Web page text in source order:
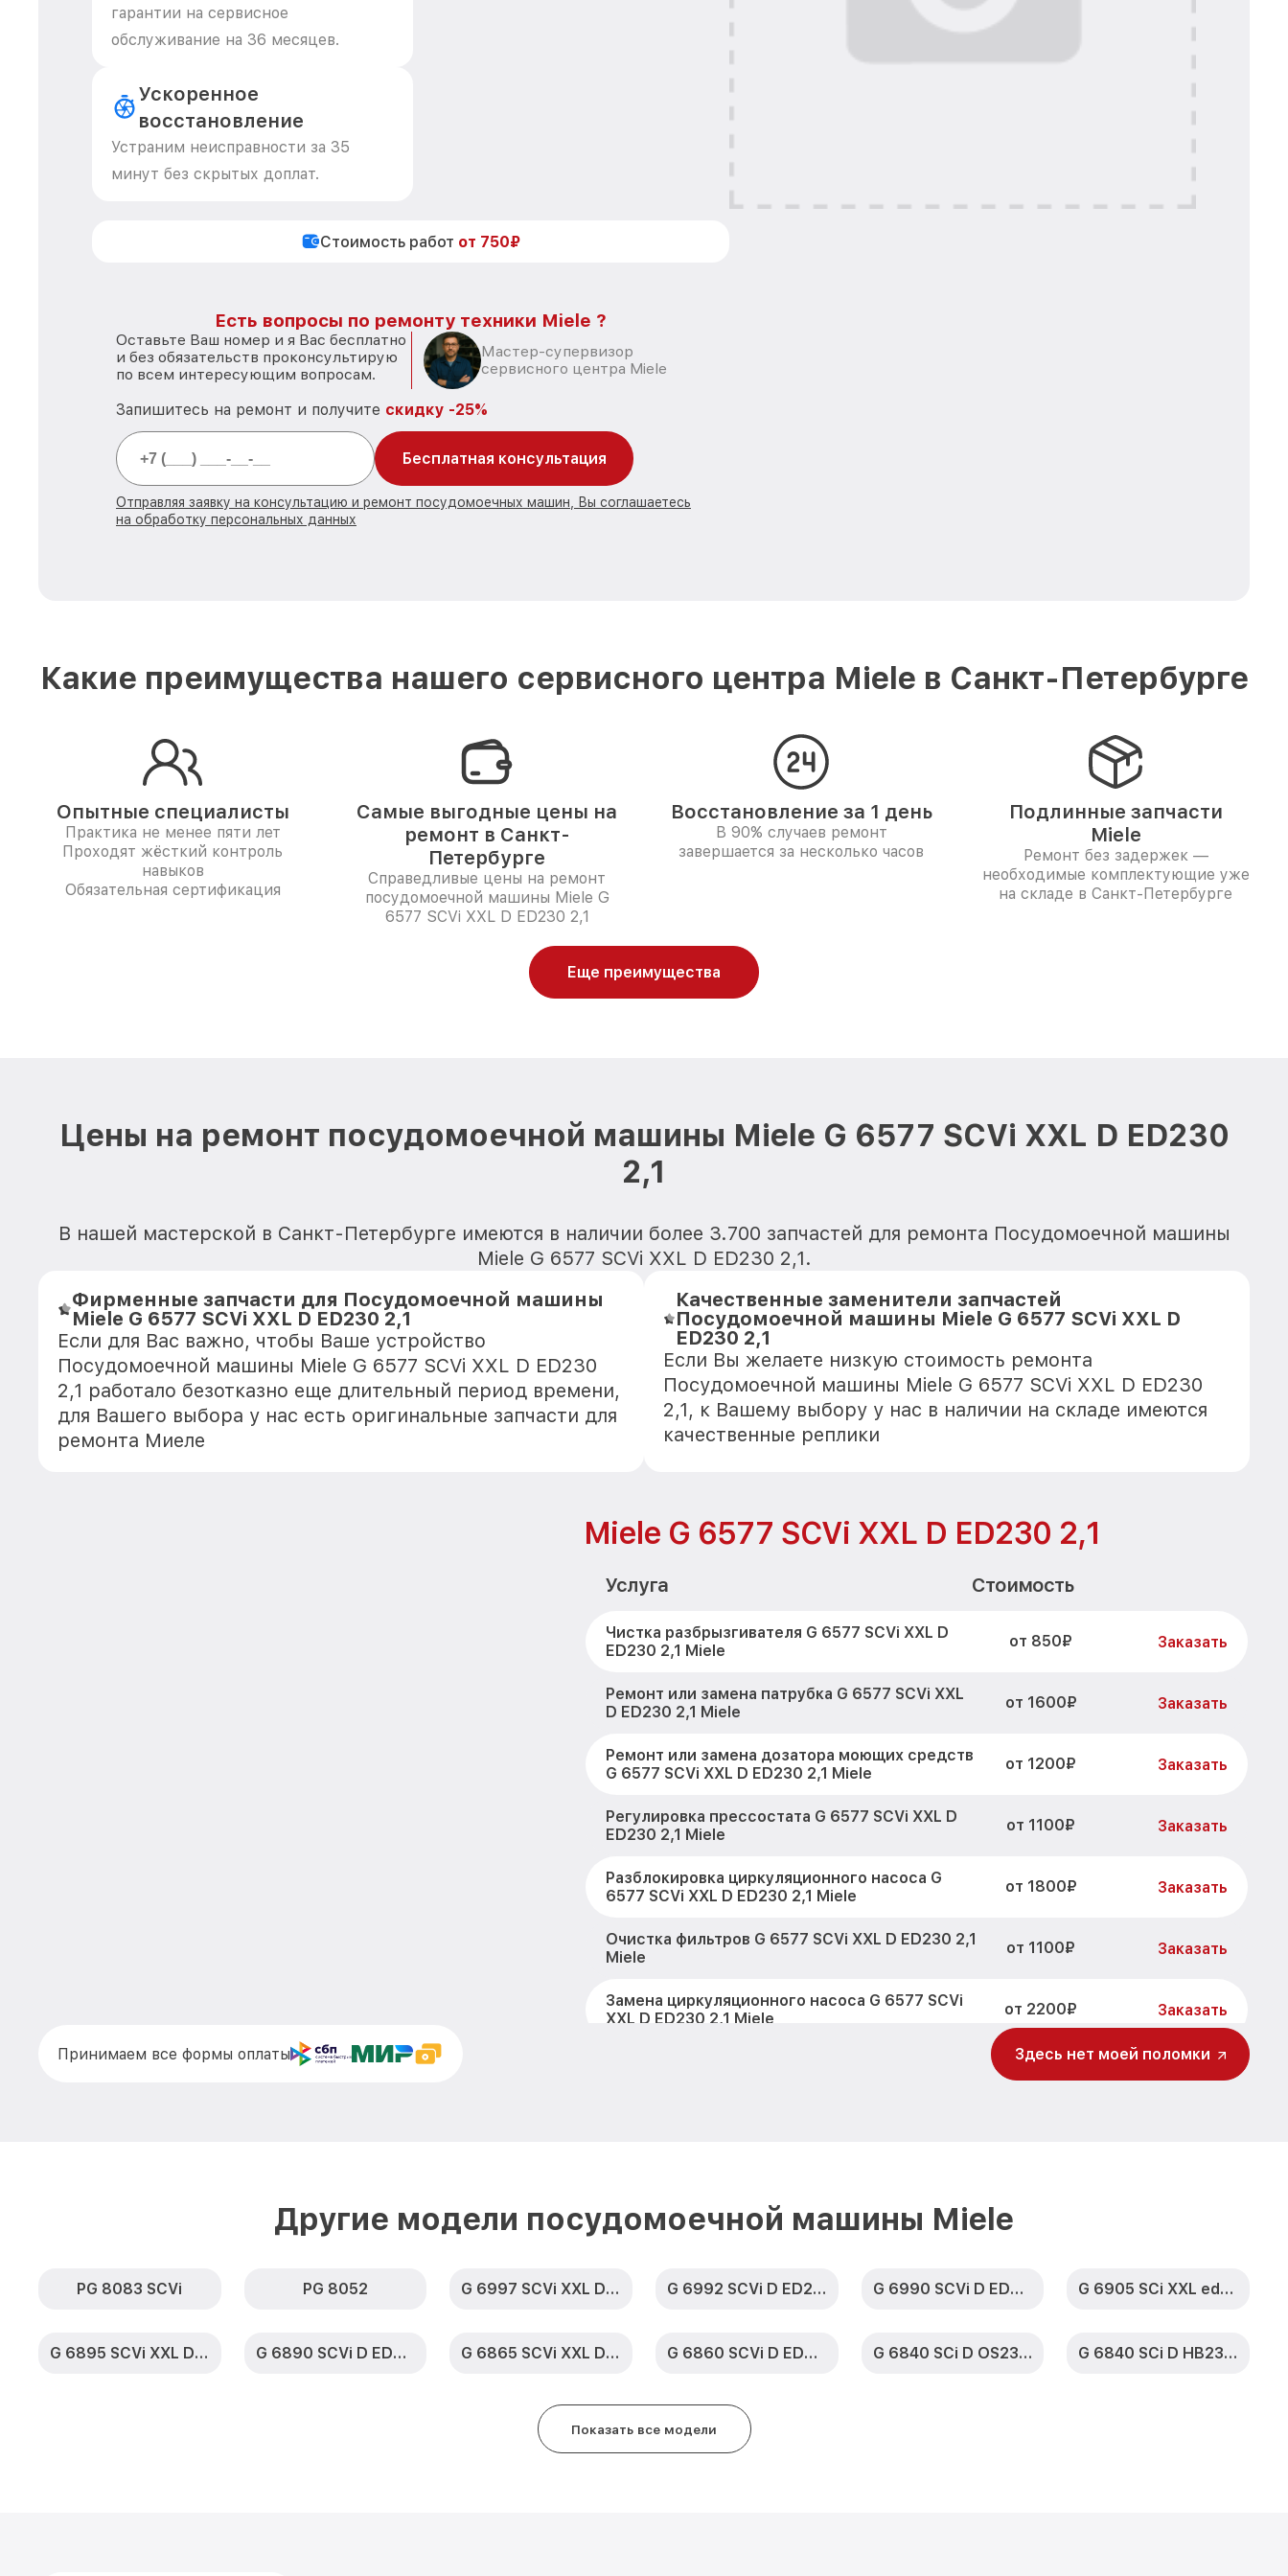
гарантии на сервисное
обслуживание на 36 месяцев.
Ускоренное
восстановление
Устраним неисправности за 35
минут без скрытых доплат.
Стоимость работ от 750₽
Есть вопросы по ремонту техники Miele ?
Оставьте Ваш номер и я Вас бесплатно
и без обязательств проконсультирую
по всем интересующим вопросам.
Мастер-супервизор
сервисного центра Miele
Запишитесь на ремонт и получите скидку -25%
Бесплатная консультация
Отправляя заявку на консультацию и ремонт посудомоечных машин, Вы соглашаетесь
на обработку персональных данных
Какие преимущества нашего сервисного центра Miele в Санкт-Петербурге
Опытные специалисты
Практика не менее пяти лет
Проходят жёсткий контроль
навыков
Обязательная сертификация
Самые выгодные цены на
ремонт в Санкт-
Петербурге
Справедливые цены на ремонт
посудомоечной машины Miele G
6577 SCVi XXL D ED230 2,1
Восстановление за 1 день
В 90% случаев ремонт
завершается за несколько часов
Подлинные запчасти
Miele
Ремонт без задержек —
необходимые комплектующие уже
на складе в Санкт-Петербурге
Еще преимущества
Цены на ремонт посудомоечной машины Miele G 6577 SCVi XXL D ED230
2,1
В нашей мастерской в Санкт-Петербурге имеются в наличии более 3.700 запчастей для ремонта Посудомоечной машины
Miele G 6577 SCVi XXL D ED230 2,1.
Фирменные запчасти для Посудомоечной машины
Miele G 6577 SCVi XXL D ED230 2,1
Если для Вас важно, чтобы Ваше устройство
Посудомоечной машины Miele G 6577 SCVi XXL D ED230
2,1 работало безотказно еще длительный период времени,
для Вашего выбора у нас есть оригинальные запчасти для
ремонта Миеле
Качественные заменители запчастей
Посудомоечной машины Miele G 6577 SCVi XXL D
ED230 2,1
Если Вы желаете низкую стоимость ремонта
Посудомоечной машины Miele G 6577 SCVi XXL D ED230
2,1, к Вашему выбору у нас в наличии на складе имеются
качественные реплики
Miele G 6577 SCVi XXL D ED230 2,1
Услуга Стоимость
Чистка разбрызгивателя G 6577 SCVi XXL D
ED230 2,1 Miele
от 850₽ Заказать
Ремонт или замена патрубка G 6577 SCVi XXL
D ED230 2,1 Miele
от 1600₽ Заказать
Ремонт или замена дозатора моющих средств
G 6577 SCVi XXL D ED230 2,1 Miele
от 1200₽ Заказать
Регулировка прессостата G 6577 SCVi XXL D
ED230 2,1 Miele
от 1100₽ Заказать
Разблокировка циркуляционного насоса G
6577 SCVi XXL D ED230 2,1 Miele
от 1800₽ Заказать
Очистка фильтров G 6577 SCVi XXL D ED230 2,1
Miele
от 1100₽ Заказать
Замена циркуляционного насоса G 6577 SCVi
XXL D ED230 2,1 Miele
от 2200₽ Заказать
Ремонт теплообменника G 6577 SCVi XXL D
ED230 2,1 Miele
Принимаем все формы оплаты Здесь нет моей поломки
Другие модели посудомоечной машины Miele
PG 8083 SCVi PG 8052 G 6997 SCVi XXL D ED230 2,0 k2o G 6992 SCVi D ED230 2,0 k2o G 6990 SCVi D ED230 2,1 k2o G 6905 SCi XXL edst/clst
G 6895 SCVi XXL D ED230 2,0 k2o G 6890 SCVi D ED230 2,0 k2o G 6865 SCVi XXL D ED230 2,0 G 6860 SCVi D ED230 2,0 G 6840 SCi D OS230 2,0 G 6840 SCi D HB230 2,0
Показать все модели